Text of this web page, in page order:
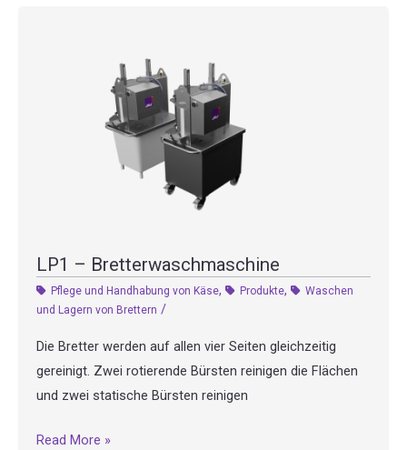
LP1 – Bretterwaschmaschine
Pflege und Handhabung von Käse, Produkte,
Waschen
und Lagern von Brettern /
Die Bretter werden auf allen vier Seiten gleichzeitig
gereinigt. Zwei rotierende Bürsten reinigen die Flächen
und zwei statische Bürsten reinigen
LP1
Read More »